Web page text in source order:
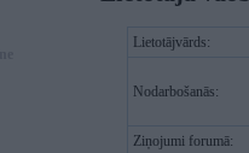
Lietotājvārds:
Nodarbošanās:
Ziņojumi forumā: